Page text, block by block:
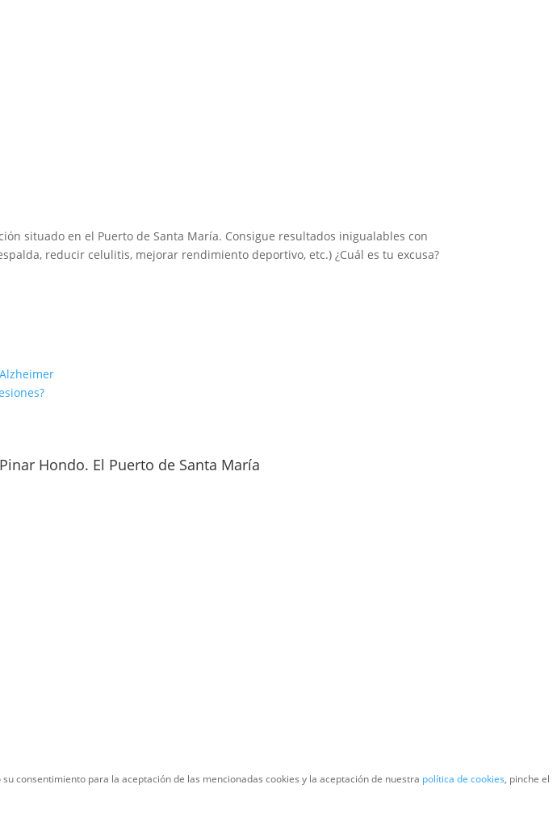
situado en el Puerto de Santa María. Consigue resultados inigualables con
reducir celulitis, mejorar rendimiento deportivo, etc.) ¿Cuál es tu excusa?
Hondo. El Puerto de Santa María
consentimiento para la aceptación de las mencionadas cookies y la aceptación de nuestra política de cookies, pinche el